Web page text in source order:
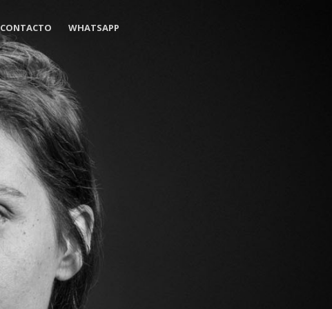
CONTACTO WHATSAPP